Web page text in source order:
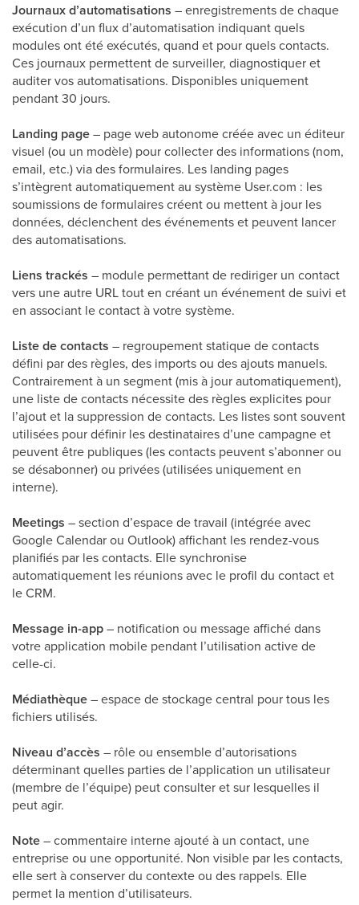
Journaux d’automatisations – enregistrements de chaque
exécution d’un flux d’automatisation indiquant quels
modules ont été exécutés, quand et pour quels contacts.
Ces journaux permettent de surveiller, diagnostiquer et
auditer vos automatisations. Disponibles uniquement
pendant 30 jours.
Landing page– page web autonome créée avec un éditeur
visuel (ou un modèle) pour collecter des informations (nom,
email, etc.) via des formulaires. Les landing pages
s’intègrent automatiquement au système User.com : les
soumissions de formulaires créent ou mettent à jour les
données, déclenchent des événements et peuvent lancer
des automatisations.
Liens trackés – module permettant de rediriger un contact
vers une autre URL tout en créant un événement de suivi et
en associant le contact à votre système.
Liste de contacts – regroupement statique de contacts
défini par des règles, des imports ou des ajouts manuels.
Contrairement à un segment (mis à jour automatiquement),
une liste de contacts nécessite des règles explicites pour
l’ajout et la suppression de contacts. Les listes sont souvent
utilisées pour définir les destinataires d’une campagne et
peuvent être publiques (les contacts peuvent s’abonner ou
se désabonner) ou privées (utilisées uniquement en
interne).
Meetings – section d’espace de travail (intégrée avec
Google Calendar ou Outlook) affichant les rendez-vous
planifiés par les contacts. Elle synchronise
automatiquement les réunions avec le profil du contact et
le CRM.
Message in-app– notification ou message affiché dans
votre application mobile pendant l’utilisation active de
celle-ci.
Médiathèque– espace de stockage central pour tous les
fichiers utilisés.
Niveau d’accès – rôle ou ensemble d’autorisations
déterminant quelles parties de l’application un utilisateur
(membre de l’équipe) peut consulter et sur lesquelles il
peut agir.
Note– commentaire interne ajouté à un contact, une
entreprise ou une opportunité. Non visible par les contacts,
elle sert à conserver du contexte ou des rappels. Elle
permet la mention d’utilisateurs.